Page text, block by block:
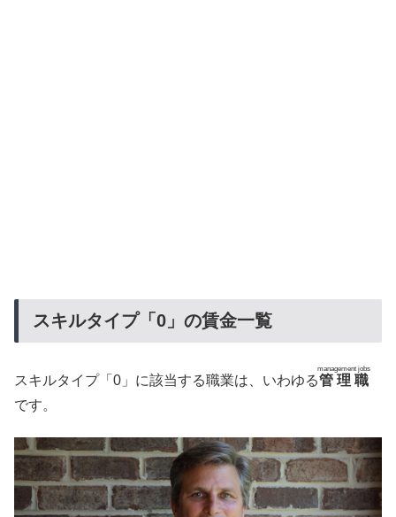
スキルタイプ「0」の賃金一覧
スキルタイプ「0」に該当する職業は、いわゆる管理職
management jobs
です。